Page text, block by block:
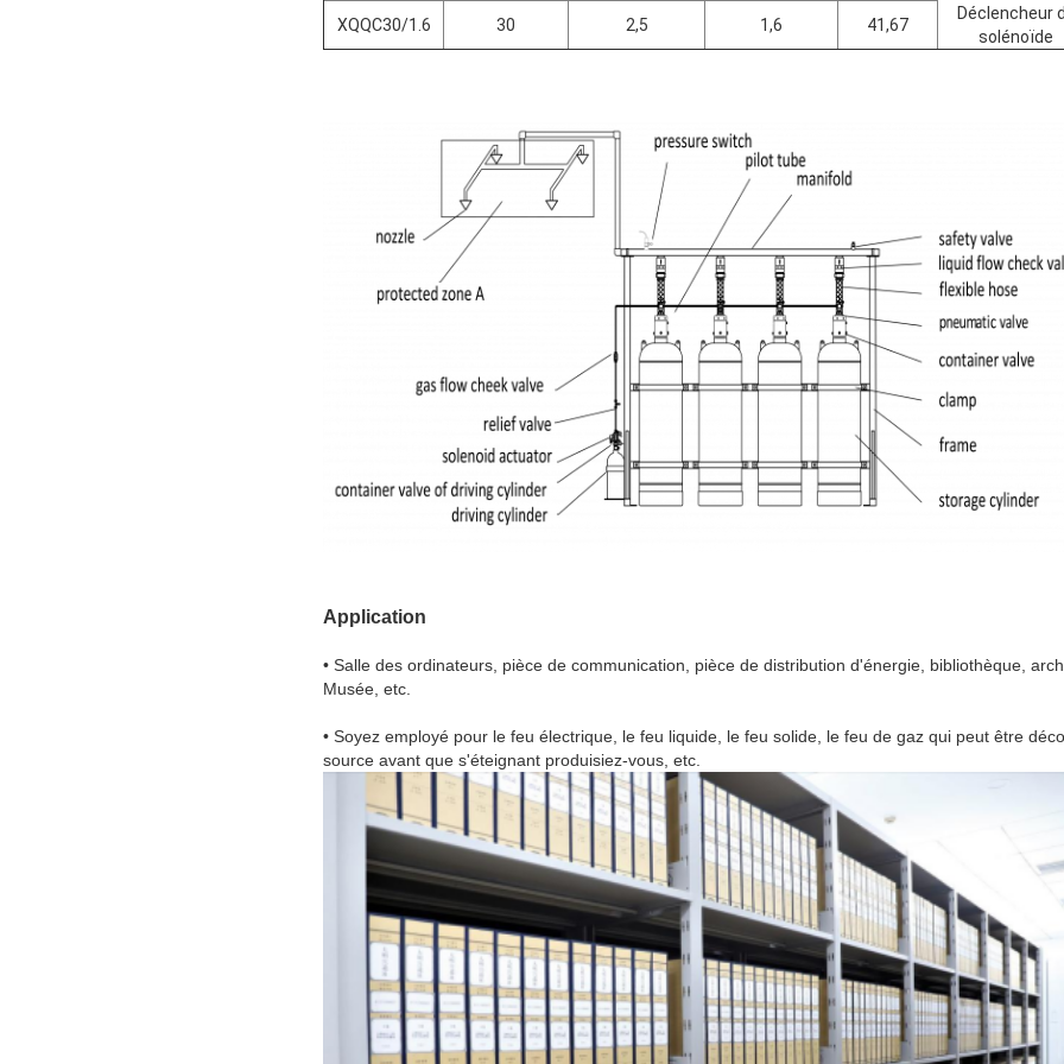
Déclencheur
solénoïde
XQQC30/1.6 30 2,5 1,6 41,67
Application
• Salle des ordinateurs, pièce de communication, pièce de distribution d'énergie, bibliothèque,
Musée, etc.
• Soyez employé pour le feu électrique, le feu liquide, le feu solide, le feu de gaz qui peut être
source avant que s'éteignant produisiez-vous, etc.